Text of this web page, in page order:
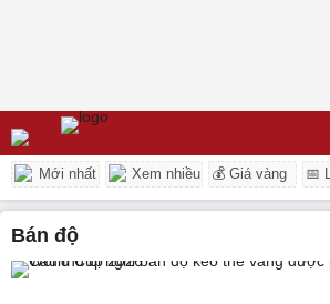
Mới nhất Xem nhiều 💰 Giá vàng 📅
bán độ